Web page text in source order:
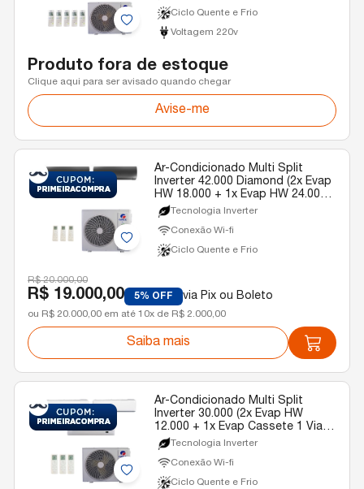
Ciclo Quente e Frio
Voltagem 220v
Produto fora de estoque
Clique aqui para ser avisado quando chegar
Avise-me
Ar-Condicionado Multi Split
Inverter 42.000 Diamond (2x Evap
HW 18.000 + 1x Evap HW 24.000)
Gree Quente/Frio R-32 220v
Tecnologia Inverter
Conexão Wi-fi
Ciclo Quente e Frio
R$ 20.000,00
R$ 19.000,00 5% OFF via Pix ou Boleto
ou R$ 20.000,00 em até 10x de R$ 2.000,00
Saiba mais
Ar-Condicionado Multi Split
Inverter 30.000 (2x Evap HW
12.000 + 1x Evap Cassete 1 Via
18.000) Gree Quente/Frio R-32
220v
Tecnologia Inverter
Conexão Wi-fi
Ciclo Quente e Frio